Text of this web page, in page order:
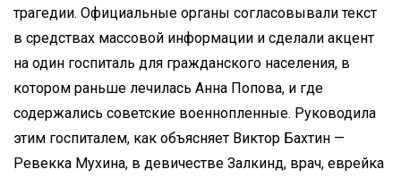
трагедии. Официальные органы согласовывали текст
в средствах массовой информации и сделали акцент
на один госпиталь для гражданского населения, в
котором раньше лечилась Анна Попова, и где
содержались советские военнопленные. Руководила
этим госпиталем, как объясняет Виктор Бахтин —
Ревекка Мухина, в девичестве Залкинд, врач, еврейка